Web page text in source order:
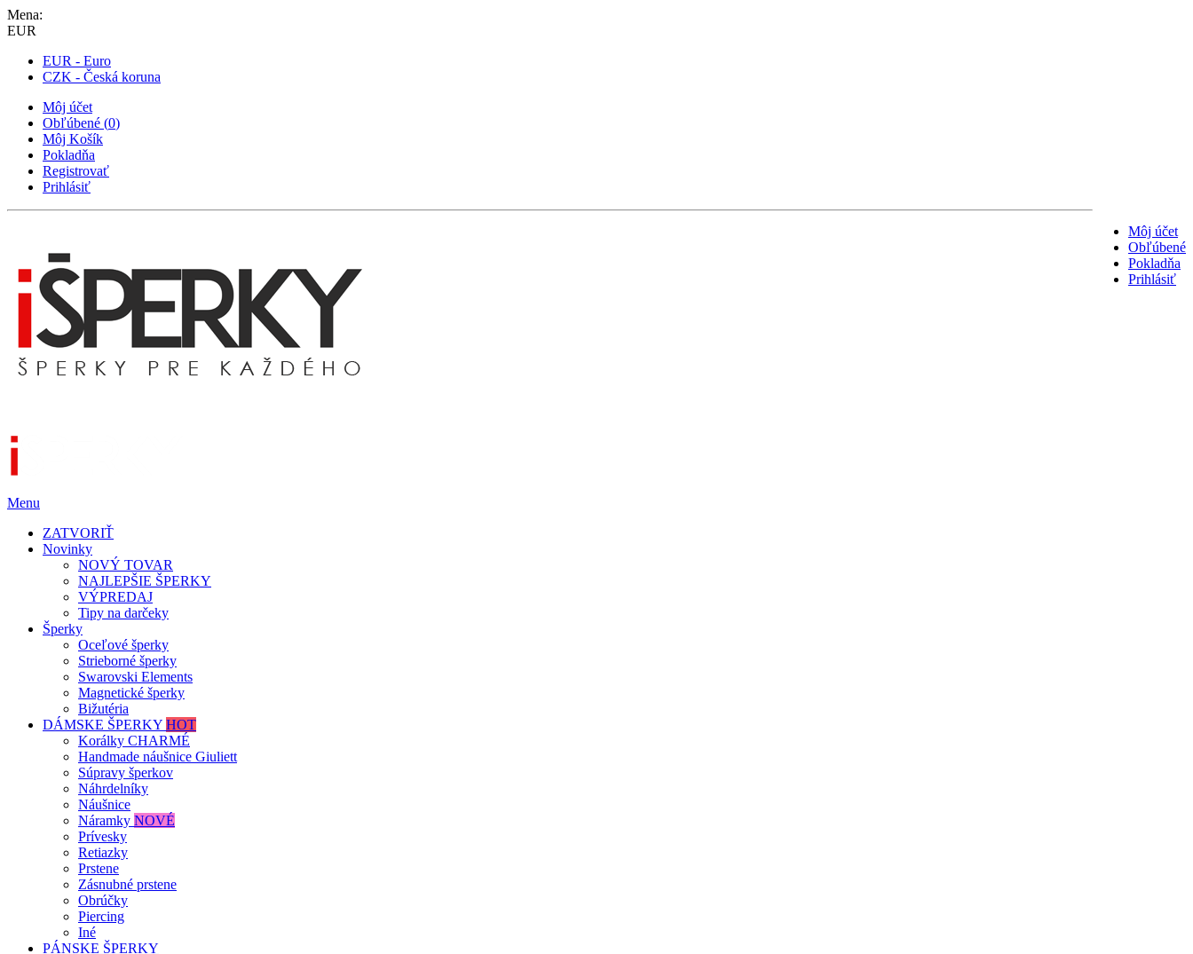
Mena:
EUR
EUR - Euro
CZK - Česká koruna
Môj účet
Obľúbené (0)
Môj Košík
Pokladňa
Registrovať
Prihlásiť
Môj účet
Obľúbené
Pokladňa
Prihlásiť
Menu
ZATVORIŤ
Novinky
NOVÝ TOVAR
NAJLEPŠIE ŠPERKY
VÝPREDAJ
Tipy na darčeky
Šperky
Oceľové šperky
Strieborné šperky
Swarovski Elements
Magnetické šperky
Bižutéria
DÁMSKE ŠPERKY HOT
Korálky CHARMÉ
Handmade náušnice Giuliett
Súpravy šperkov
Náhrdelníky
Náušnice
Náramky NOVÉ
Prívesky
Retiazky
Prstene
Zásnubné prstene
Obrúčky
Piercing
Iné
PÁNSKE ŠPERKY